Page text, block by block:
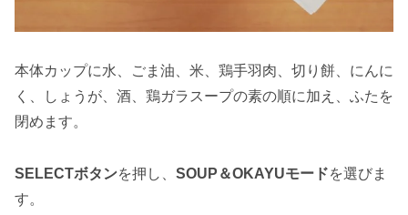
本体カップに水、ごま油、米、鶏手羽肉、切り餅、にんに
く、しょうが、酒、鶏ガラスープの素の順に加え、ふたを
閉めます。
SELECTボタンを押し、 SOUP＆OKAYUモードを選びま
す。